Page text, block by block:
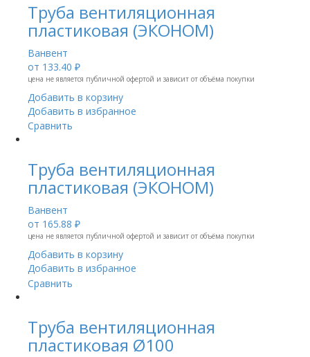
Труба вентиляционная
пластиковая (ЭКОНОМ)
Ванвент
от 133.40 ₽
цена не является публичной офертой и зависит от объёма покупки
Добавить в корзину
Добавить в избранное
Сравнить
Труба вентиляционная
пластиковая (ЭКОНОМ)
Ванвент
от 165.88 ₽
цена не является публичной офертой и зависит от объёма покупки
Добавить в корзину
Добавить в избранное
Сравнить
Труба вентиляционная
пластиковая Ø100